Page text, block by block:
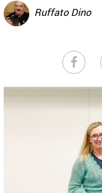
Ruffato Dino